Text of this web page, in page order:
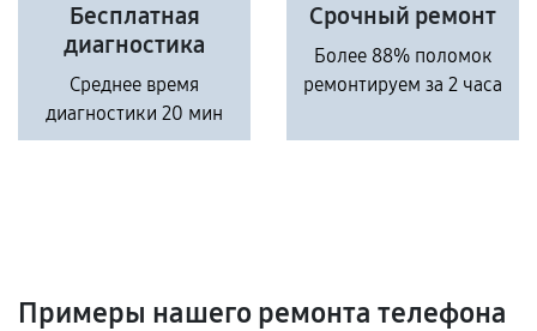
Бесплатная
диагностика
Среднее время
диагностики 20 мин
Срочный ремонт
Более 88% поломок
ремонтируем за 2 часа
Примеры нашего ремонта телефона